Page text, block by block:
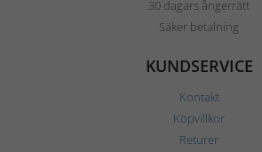
30 dagars ångerrätt
Säker betalning
KUNDSERVICE
Kontakt
Köpvillkor
Returer